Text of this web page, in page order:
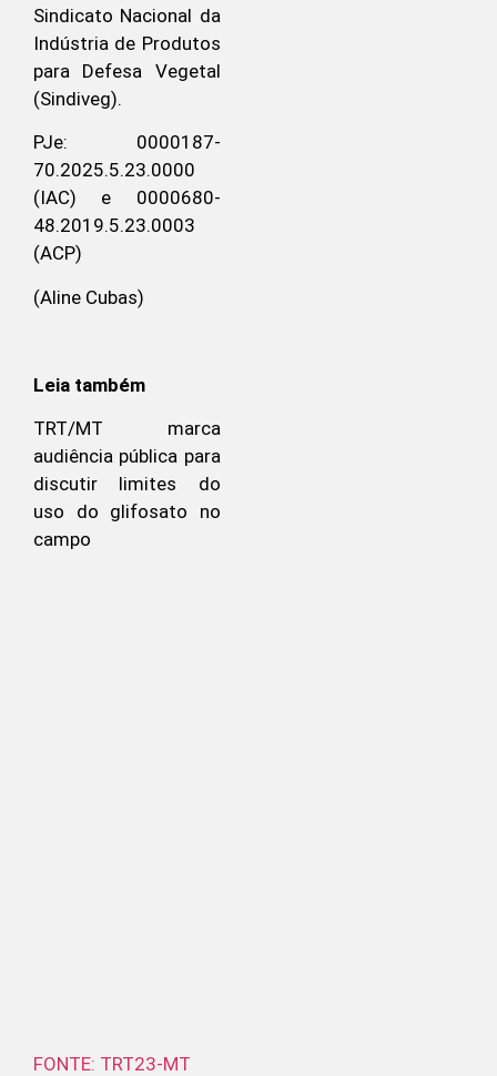
Sindicato Nacional da
Indústria de Produtos
para Defesa Vegetal
(Sindiveg).
PJe: 0000187-
70.2025.5.23.0000
(IAC) e 0000680-
48.2019.5.23.0003
(ACP)
(Aline Cubas)
Leia também
TRT/MT marca
audiência pública para
discutir limites do
uso do glifosato no
campo
FONTE: TRT23-MT